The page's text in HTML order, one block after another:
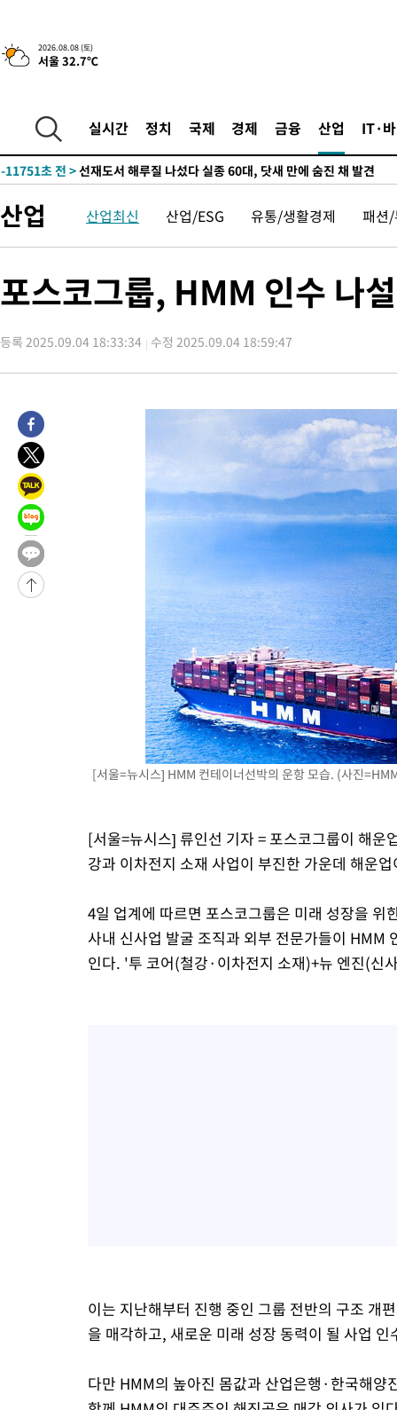
2026.08.08 (토)
서울 32.7℃
실시간 정치 국제 경제 금융 산업 IT·
-25238초 전 >[속보]이강인 "감독님이 원하는 마음 느꼈고, 많은 트로피 원해
틀레티코 이적"
-25020초 전 >수도권 40도 육박 '펄펄'…동해안 일부 지역엔 호의주의보
-17934초 전 >
강릉에 시간당 81.4㎜ 물폭탄…도로 잠기고 담벼락 붕괴
-14041초 전 >
-11751초 전 >선재도서 해루질 나섰다 실종 60대, 닷새 만에 숨진 채 발견
-8661초 전 >
여수 오동도 해상서 모터보트 전복…1명 사망·1명 실종
-4888초 전 >극한폭염 한풀 꺾이지만…'낮 최고 35도' 무더위, 열대야 계속[
-423초 전 > [속보]'압수수색·성접대 논란' 축구협회 "실망과 걱정 안겨드려
4시간 전 >[속보]뉴욕증시 상승 마감…S&P 0.6% 나스닥 1.3%↑
-32279초 전 >이강인 "아틀레티코 이적 기뻐…등번호 7번 의미보단 팀 위해
-25988초 전 >
낮 최고 35도 '무더위'…동해안 시간당 30㎜ '강한 비'[내일날
-25258초 전 >
[속보]이강인 "감독님이 원하는 마음 느꼈고, 많은 트로피 원해
틀레티코 이적"
-25040초 전 >
수도권 40도 육박 '펄펄'…동해안 일부 지역엔 호의주의보
-24009초 전 >
온열질환 사망자 3명 늘어…누적 환자 3000명 돌파
-17954초 전 >
강릉에 시간당 81.4㎜ 물폭탄…도로 잠기고 담벼락 붕괴
-14061초 전 >
백운산서 80년근 천종산삼 9뿌리 발견…감정가 1.3억원
-11771초 전 >
선재도서 해루질 나섰다 실종 60대, 닷새 만에 숨진 채 발견
-9305초 전 >
남자 농구, 나고야 아시안게임서 '홈팀' 일본과 한일전
여수 오동도 해상서 모터보트 전복…1명 사망·1명 실종
극한폭염 한풀 꺾이지만…'낮 최고 35도' 무더위, 열대야 계속[
축구협회 "압수수색·성접대 논란 사과…쇄신의 기회로 삼겠다"
[속보]'압수수색·성접대 논란' 축구협회 "실망과 걱정 안겨드려
'최고 37도' 폭염 지속…강원동해안 최대 150㎜ 비
[속보]뉴욕증시 상승 마감…S&P 0.6% 나스닥 1.3%↑
산업 산업최신 산업/ESG 유통/생활경제 패션
포스코그룹, HMM 인수 나
등록 2025.09.04 18:33:34 수정 2025.09.04 18:59:47
[서울=뉴시스] HMM 컨테이너선박의 운항 모습. (사진
[서울=뉴시스] 류인선 기자 = 포스코그룹이 해
강과 이차전지 소재 사업이 부진한 가운데 해운
4일 업계에 따르면 포스코그룹은 미래 성장을
사내 신사업 발굴 조직과 외부 전문가들이 HMM
인다. '투 코어(철강·이차전지 소재)+뉴 엔진(신
이는 지난해부터 진행 중인 그룹 전반의 구조 개
을 매각하고, 새로운 미래 성장 동력이 될 사업
다만 HMM의 높아진 몸값과 산업은행·한국해